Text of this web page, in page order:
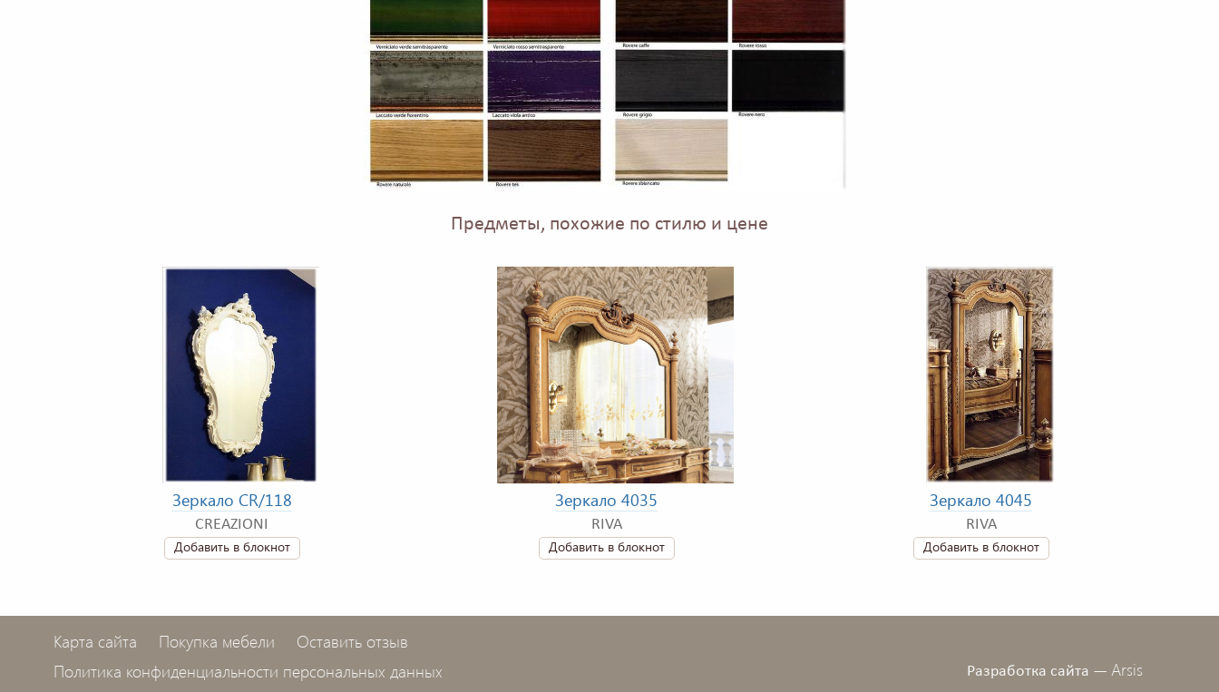
Предметы, похожие по стилю и цене
Зеркало CR/118
CREAZIONI
Добавить в блокнот
Зеркало 4035
RIVA
Добавить в блокнот
Зеркало 4045
RIVA
Добавить в блокнот
Карта сайта Покупка мебели
Оставить отзыв
Политика конфиденциальности персональных данных
Разработка сайта — Arsis